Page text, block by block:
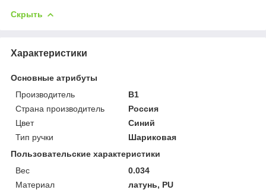
Скрыть
Характеристики
Основные атрибуты
Производитель
B1
Страна производитель
Россия
Цвет
Синий
Тип ручки
Шариковая
Пользовательские характеристики
Вес
0.034
Материал
латунь, PU